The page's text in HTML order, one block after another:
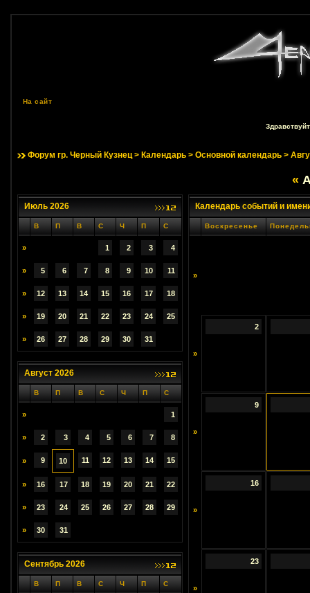
На сайт
Форум гр. Черный Кузнец> Календарь> Основной календарь>
«
Июль 2026
В П В С Ч П С
» 1 2 3 4
» 5 6 7 8 9 10 11
» 12 13 14 15 16 17 18
» 19 20 21 22 23 24 25
» 26 27 28 29 30 31
Август 2026
В П В С Ч П С
» 1
» 2 3 4 5 6 7 8
» 9 10 11 12 13 14 15
» 16 17 18 19 20 21 22
» 23 24 25 26 27 28 29
» 30 31
Сентябрь 2026
В П В С Ч П С
Календарь событий и
Воскресенье
»
»
2
»
9
»
16
»
23